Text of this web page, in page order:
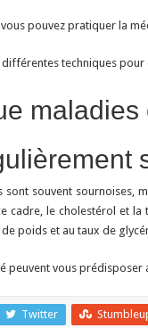
pouvez pratiquer la
techniques pour
sont souvent sournoises,
cadre, le cholestérol et
poids et au taux de
peuvent vous
Twitter